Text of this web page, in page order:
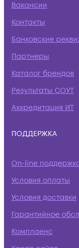
Вакансии
Контакты
Банковские
Партнеры
Каталог брендов
Результаты СОУТ
Аккредитация ИТ
ПОДДЕРЖКА
On-line
Условия оплаты
Условия доставки
Гарантийное
Комплаенс